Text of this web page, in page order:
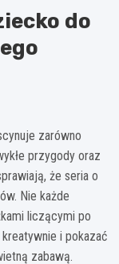
do
zarówno
przygody oraz
że seria o
Nie każde
liczącymi po
i pokazać
zabawą.